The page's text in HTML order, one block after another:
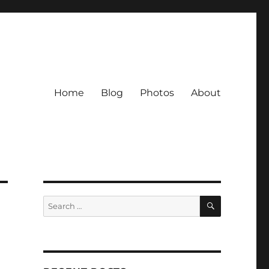
Home Blog Photos About
Search
for:
SEARCH